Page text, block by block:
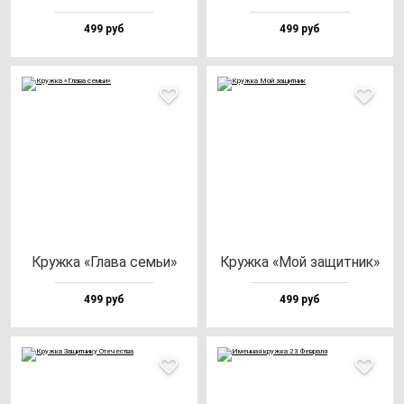
499 руб 499 руб
Круж­ка «Гла­ва cемьи»
499 руб
Круж­ка «Мой за­щит­ник»
499 руб